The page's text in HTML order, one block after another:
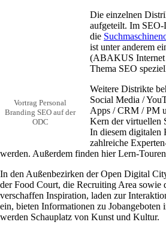
Vortrag Personal
Branding SEO auf der
ODC
Die einzelnen
aufgeteilt. Im
die
ist unter anderem
(ABAKUS
Thema SEO
Weitere Distrikte
Social Media /
Apps / CRM / PM
Kern der virtuellen
In diesem digitalen
zahlreiche
werden. Außerdem finden hier Lern-
In den Außenbezirken der Open Digital
der Food Court, die Recruiting Area sowie
verschaffen Inspiration, laden zur
ein, bieten Informationen zu Jobangeboten
werden Schauplatz von Kunst und Kultur.